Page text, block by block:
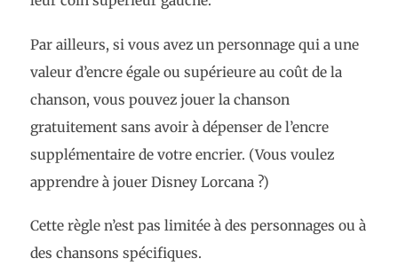
Par ailleurs, si vous avez un personnage qui a une
valeur d’encre égale ou supérieure au coût de la
chanson, vous pouvez jouer la chanson
gratuitement sans avoir à dépenser de l’encre
supplémentaire de votre encrier. (Vous voulez
apprendre à jouer Disney Lorcana ?)
Cette règle n’est pas limitée à des personnages ou à
des chansons spécifiques.